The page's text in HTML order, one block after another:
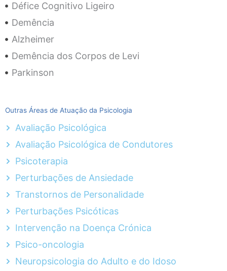
Défice Cognitivo Ligeiro
Demência
Alzheimer
Demência dos Corpos de Levi
Parkinson
Outras Áreas de Atuação da Psicologia
Avaliação Psicológica
Avaliação Psicológica de Condutores
Psicoterapia
Perturbações de Ansiedade
Transtornos de Personalidade
Perturbações Psicóticas
Intervenção na Doença Crónica
Psico-oncologia
Neuropsicologia do Adulto e do Idoso